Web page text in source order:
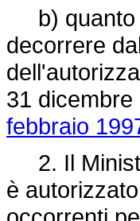
b) quanto
decorrere
31 dicembre
febbraio
2. Il
è